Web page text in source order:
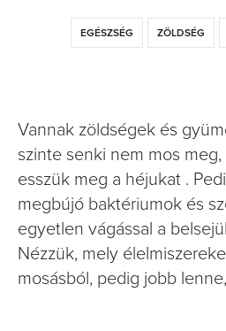
EGÉSZSÉG ZÖLDSÉG
Vannak zöldségek és
szinte senki nem mos
esszük meg a héjukat .
megbújó baktériumok és
egyetlen vágással a
Nézzük, mely
mosásból, pedig jobb